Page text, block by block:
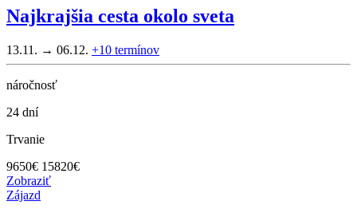
Najkrajšia cesta okolo sveta
13.11. → 06.12. +10 termínov
náročnosť
24 dní
Trvanie
9650€ 15820€
Zobraziť
Zájazd